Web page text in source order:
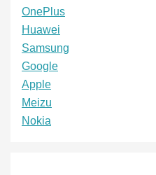
OnePlus
Huawei
Samsung
Google
Apple
Meizu
Nokia